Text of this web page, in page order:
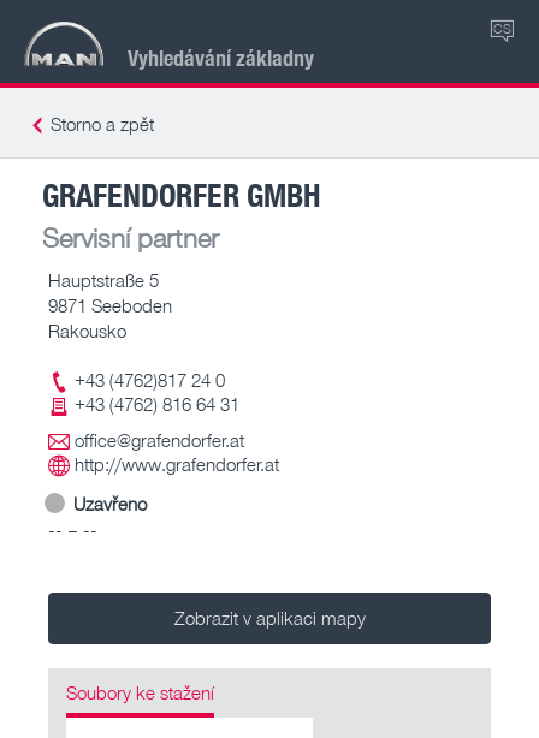
Vyhledávání základny
CS
Storno a zpět
GRAFENDORFER GMBH
Servisní partner
Hauptstraße 5
9871 Seeboden
Rakousko
+43 (4762)817 24 0
+43 (4762) 816 64 31
office@grafendorfer.at
http://www.grafendorfer.at
Uzavřeno
-- – --
Zobrazit v aplikaci mapy
Soubory ke stažení